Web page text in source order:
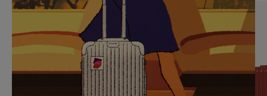
SUR
POUR
METTRE
VEUILLEZ
CLIQUER
POUR
RÉACTIVER